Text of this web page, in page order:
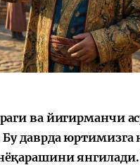
ва йигирманчи
даврда юртимизга